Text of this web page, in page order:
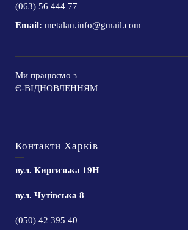
(063) 56 444 77
Email: metalan.info@gmail.com
Ми працюємо з
Є-ВІДНОВЛЕННЯМ
Контакти Харків
вул. Киргизька 19Н
вул. Чутівська 8
(050) 42 395 40